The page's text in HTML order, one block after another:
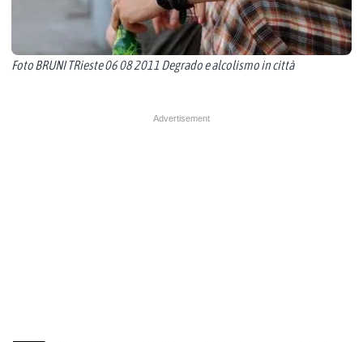
Foto BRUNI TRieste 06 08 2011 Degrado e alcolismo in città